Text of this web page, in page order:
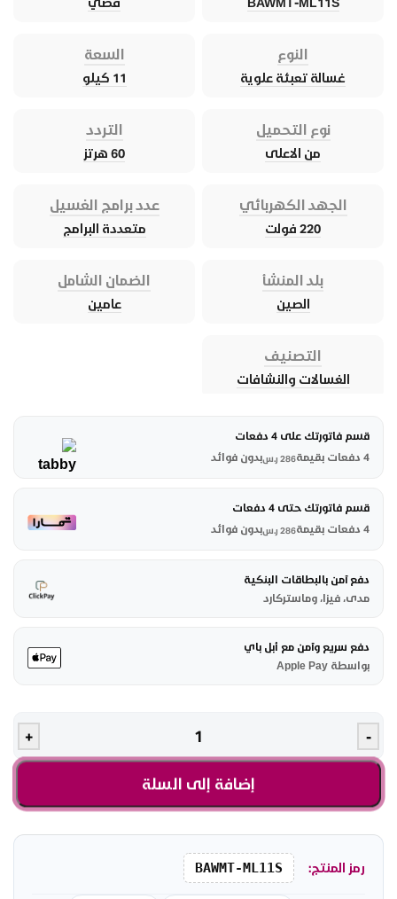
النوع
غسالة تعبئة علوية
السعة
11 كيلو
نوع التحميل
من الاعلى
التردد
60 هرتز
الجهد الكهربائي
220 فولت
عدد برامج الغسيل
متعددة البرامج
بلد المنشأ
الصين
الضمان الشامل
عامين
التصنيف
الغسالات والنشافات
قسم فاتورتك على 4 دفعات
4 دفعات بقيمة
286 ر.سبدون فوائد
قسم فاتورتك حتى 4 دفعات
4 دفعات بقيمة
286 ر.سبدون فوائد
دفع آمن بالبطاقات البنكية
مدى، فيزا، وماستركارد
دفع سريع وآمن مع أبل باي
بواسطة Apple Pay
-
+
إضافة إلى السلة
رمز المنتج: BAWMT-ML11S